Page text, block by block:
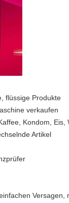
flüssige Produkte
verkaufen
Kondom, Eis,
Artikel